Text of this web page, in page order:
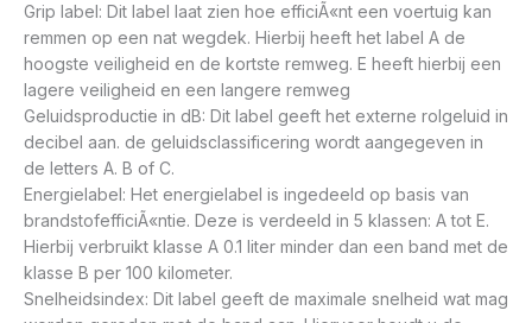
Grip label: Dit label laat zien hoe efficiÃ«nt een voertuig kan
remmen op een nat wegdek. Hierbij heeft het label A de
hoogste veiligheid en de kortste remweg. E heeft hierbij een
lagere veiligheid en een langere remweg
Geluidsproductie in dB: Dit label geeft het externe rolgeluid in
decibel aan. de geluidsclassificering wordt aangegeven in
de letters A. B of C.
Energielabel: Het energielabel is ingedeeld op basis van
brandstofefficiÃ«ntie. Deze is verdeeld in 5 klassen: A tot E.
Hierbij verbruikt klasse A 0.1 liter minder dan een band met de
klasse B per 100 kilometer.
Snelheidsindex: Dit label geeft de maximale snelheid wat mag